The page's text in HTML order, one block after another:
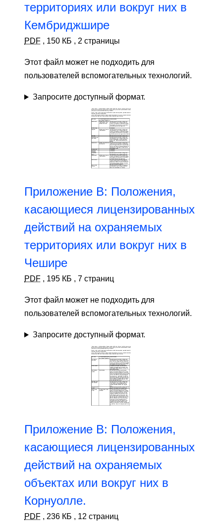
территориях или вокруг них в
Кембриджшире
PDF , 150 КБ , 2 страницы
Этот файл может не подходить для
пользователей вспомогательных технологий.
Запросите доступный формат.
Приложение B: Положения,
касающиеся лицензированных
действий на охраняемых
территориях или вокруг них в
Чешире
PDF , 195 КБ , 7 страниц
Этот файл может не подходить для
пользователей вспомогательных технологий.
Запросите доступный формат.
Приложение B: Положения,
касающиеся лицензированных
действий на охраняемых
объектах или вокруг них в
Корнуолле.
PDF , 236 КБ , 12 страниц